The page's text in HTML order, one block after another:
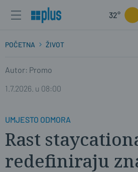
32°
POČETNA ŽIVOT
Autor: Promo
1.7.2026. u 08:00
UMJESTO ODMORA
Rast
redefiniraju